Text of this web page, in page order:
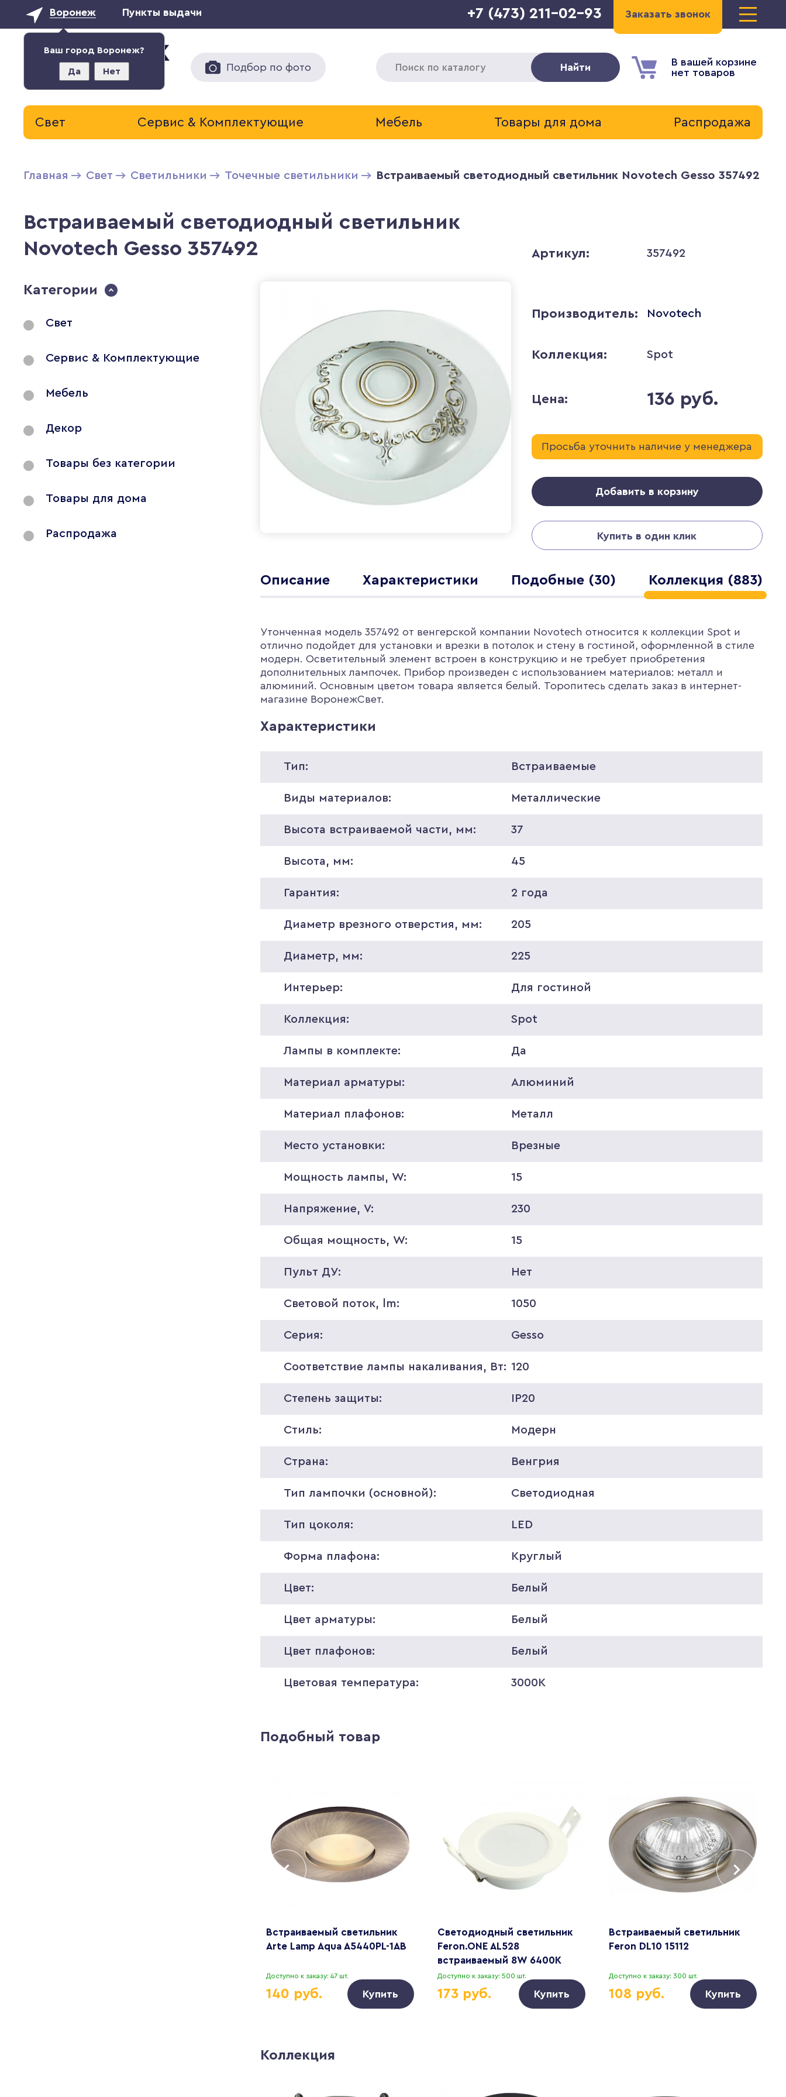
Воронеж
Ваш город Воронеж?
Да Нет
Пункты выдачи Заказать звонок
+7 (473) 211-02-93
Подбор по фото
В вашей корзине
нет товаров
Найти
Свет Сервис & Комплектующие Мебель Товары для дома Распродажа
Главная Свет Светильники Точечные светильники Встраиваемый светодиодный светильник Novotech Gesso 357492
Встраиваемый светодиодный светильник
Novotech Gesso 357492
Категории
Свет
Сервис & Комплектующие
Мебель
Декор
Товары без категории
Товары для дома
Распродажа
Артикул: 357492
Производитель: Novotech
Коллекция: Spot
Цена: 136 руб.
Просьба уточнить наличие у менеджера
Добавить в корзину
Купить в один клик
Описание Характеристики Подобные (30) Коллекция (883)
Утонченная модель 357492 от венгерской компании Novotech относится к коллекции Spot и
отлично подойдет для установки и врезки в потолок и стену в гостиной, оформленной в стиле
модерн. Осветительный элемент встроен в конструкцию и не требует приобретения
дополнительных лампочек. Прибор произведен с использованием материалов: металл и
алюминий. Основным цветом товара является белый. Торопитесь сделать заказ в интернет-
магазине ВоронежСвет.
Характеристики
Тип: Встраиваемые
Виды материалов: Металлические
Высота встраиваемой части, мм: 37
Высота, мм: 45
Гарантия: 2 года
Диаметр врезного отверстия, мм: 205
Диаметр, мм: 225
Интерьер: Для гостиной
Коллекция: Spot
Лампы в комплекте: Да
Материал арматуры: Алюминий
Материал плафонов: Металл
Место установки: Врезные
Мощность лампы, W: 15
Напряжение, V: 230
Общая мощность, W: 15
Пульт ДУ: Нет
Световой поток, lm: 1050
Серия: Gesso
Соответствие лампы накаливания, Вт: 120
Степень защиты: IP20
Стиль: Модерн
Страна: Венгрия
Тип лампочки (основной): Светодиодная
Тип цоколя: LED
Форма плафона: Круглый
Цвет: Белый
Цвет арматуры: Белый
Цвет плафонов: Белый
Цветовая температура: 3000K
Подобный товар
Встраиваемый светильник
Arte Lamp Aqua A5440PL-1AB
Доступно к заказу: 47 шт.
140 руб. Купить
Светодиодный светильник
Feron.ONE AL528
встраиваемый 8W 6400K
белый 51184
Доступно к заказу: 500 шт.
173 руб. Купить
Встраиваемый светильник
Feron DL10 15112
Доступно к заказу: 300 шт.
108 руб. Купить
Коллекция